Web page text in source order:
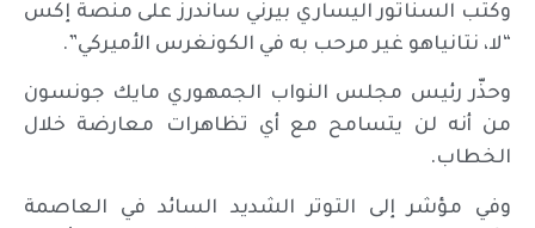
وكتب السناتور اليساري بيرني ساندرز على منصة إكس
“لا، نتانياهو غير مرحب به في الكونغرس الأميركي”.
وحذّر رئيس مجلس النواب الجمهوري مايك جونسون
من أنه لن يتسامح مع أي تظاهرات معارضة خلال
الخطاب.
وفي مؤشر إلى التوتر الشديد السائد في العاصمة